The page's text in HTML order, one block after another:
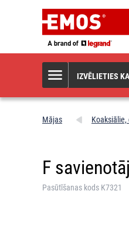
IZVĒLIETIES
Mājas Koaksiālie,
F
Pasūtīšanas kods K7321